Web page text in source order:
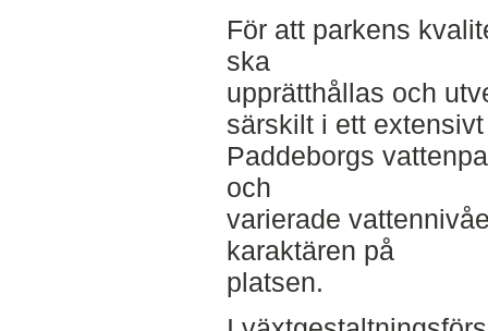
För att parkens
ska
upprätthållas och
särskilt i ett
Paddeborgs
och
varierade
karaktären på
platsen.